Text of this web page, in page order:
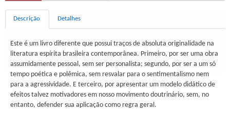
Descrição Detalhes
Este é um livro diferente que possui traços de absoluta originalidade na
literatura espírita brasileira contemporânea. Primeiro, por ser uma obra
assumidamente pessoal, sem ser personalista; segundo, por ser a um só
tempo poética e polêmica, sem resvalar para o sentimentalismo nem
para a agressividade. E terceiro, por apresentar um modelo didático de
efeitos talvez motivadores em nosso movimento doutrinário, sem, no
entanto, defender sua aplicação como regra geral.